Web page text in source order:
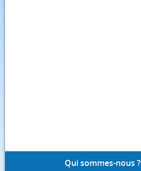
Qui sommes-nous ?